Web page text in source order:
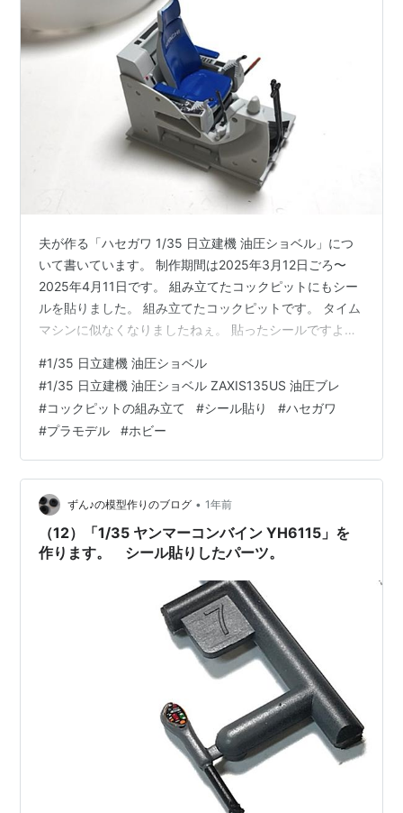
夫が作る「ハセガワ 1/35 日立建機 油圧ショベル」につ
いて書いています。 制作期間は2025年3月12日ごろ〜
2025年4月11日です。 組み立てたコックピットにもシー
ルを貼りました。 組み立てたコックピットです。 タイム
マシンに似なくなりましたねぇ。 貼ったシールですよ。
を大きくして見ました。面白いですねぇ。 このページの
写真は2025年4月1日に撮影したものを載せました。 次
へ進みましょう♪ 【7/1限定 エントリーで最大P5倍】ハセ
ガワ 1/35 日立建機 油圧ショベル ZAXIS135US WM01ユ
アツシヨベルZAXIS135…
#1/35 日立建機 油圧ショベル
#1/35 日立建機 油圧ショベル ZAXIS135US 油圧ブレ
#コックピットの組み立て #シール貼り #ハセガワ
#プラモデル #ホビー
ずん♪の模型作りのブログ • 1年前
（12）「1/35 ヤンマーコンバイン YH6115」を
作ります。 シール貼りしたパーツ。